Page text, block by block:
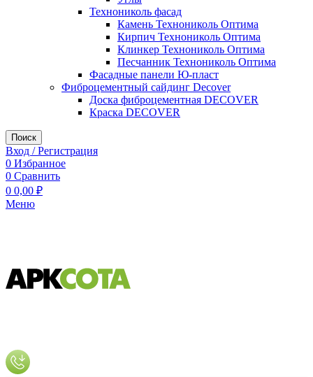
Технониколь фасад
Камень Технониколь Оптима
Кирпич Технониколь Оптима
Клинкер Технониколь Оптима
Песчанник Технониколь Оптима
Фасадные панели Ю-пласт
Фиброцементный сайдинг Decover
Доска фиброцементная DECOVER
Краска DECOVER
Поиск
Вход / Регистрация
0 Избранное
0 Сравнить
0 0,00 ₽
Меню